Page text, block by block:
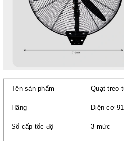
Tên sản phẩm Quạt treo
Hãng Điện cơ 91
Số cấp tốc độ 3 mức